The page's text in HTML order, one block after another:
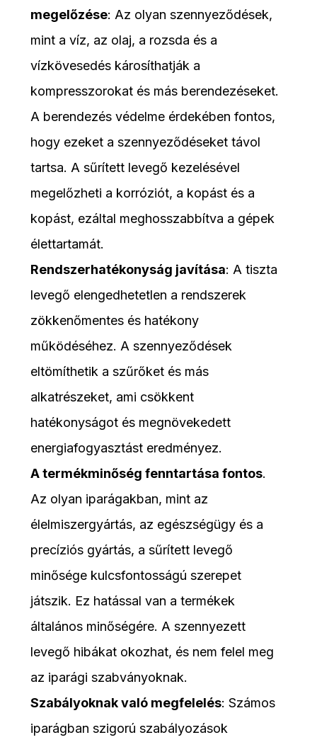
megelőzése: Az olyan szennyeződések,
mint a víz, az olaj, a rozsda és a
vízkövesedés károsíthatják a
kompresszorokat és más berendezéseket.
A berendezés védelme érdekében fontos,
hogy ezeket a szennyeződéseket távol
tartsa. A sűrített levegő kezelésével
megelőzheti a korróziót, a kopást és a
kopást, ezáltal meghosszabbítva a gépek
élettartamát.
Rendszerhatékonyság javítása: A tiszta
levegő elengedhetetlen a rendszerek
zökkenőmentes és hatékony
működéséhez. A szennyeződések
eltömíthetik a szűrőket és más
alkatrészeket, ami csökkent
hatékonyságot és megnövekedett
energiafogyasztást eredményez.
A termékminőség fenntartása fontos.
Az olyan iparágakban, mint az
élelmiszergyártás, az egészségügy és a
precíziós gyártás, a sűrített levegő
minősége kulcsfontosságú szerepet
játszik. Ez hatással van a termékek
általános minőségére. A szennyezett
levegő hibákat okozhat, és nem felel meg
az iparági szabványoknak.
Szabályoknak való megfelelés: Számos
iparágban szigorú szabályozások